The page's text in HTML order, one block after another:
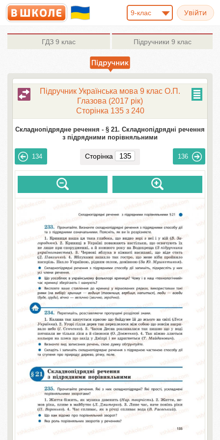
9-клас
ГДЗ 9 клас Підручники 9 клас
Підручник Українська мова 9 клас О.П.
Глазова (2017 рік)
Сторінка 135 з 240
Складнопідрядне речення - § 21. Складнопідрядні речення
з підрядними порівняльними
134 Сторінка 136